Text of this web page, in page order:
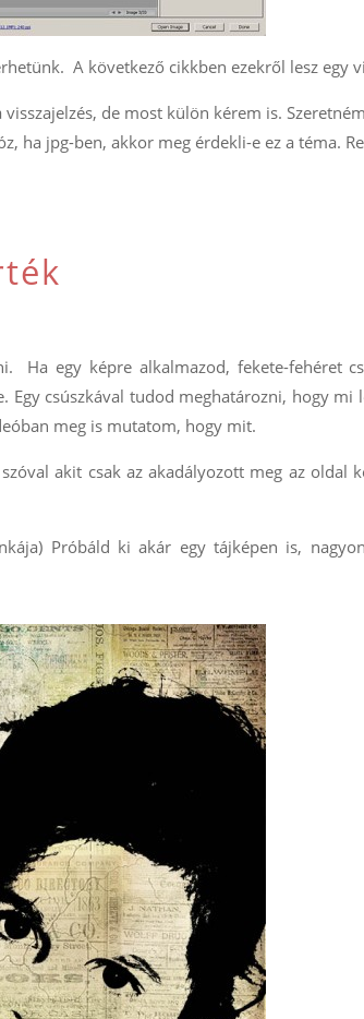
A következő cikkben ezekről lesz egy
de most külön kérem is.
ha jpg-ben, akkor meg érdekli-e ez a téma.
Ha egy képre alkalmazod, fekete-fehéret
csúszkával tudod meghatározni, hogy mi
meg is mutatom, hogy mit.
akit csak az akadályozott meg az oldal
Próbáld ki akár egy tájképen is,